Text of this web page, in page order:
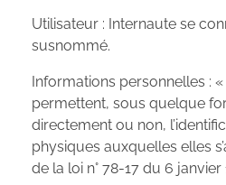
Utilisateur : Internaute se
susnommé.
Informations personnelles :
permettent, sous quelque
directement ou non,
physiques auxquelles elles
de la loi n° 78-17 du 6 janvier